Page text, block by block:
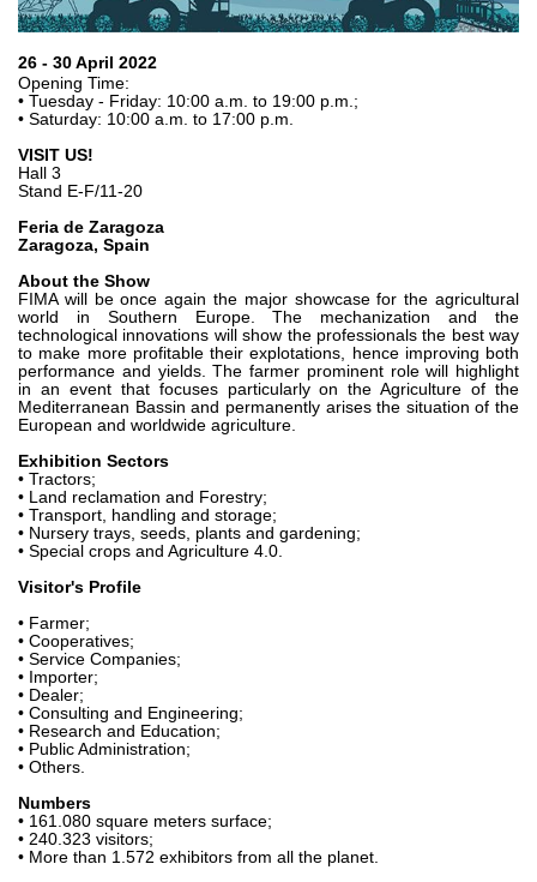
Bombas e motores de pistões axiais
Motori elettrici brushless - Serie MS
Motores de pistões radiais
Motores Orbitais produzidos para a Bondioli & Pavesi
Controlo
Blocos Hidráulicos Integrados
Válvulas de cartucho
Válvulas em linha
Servocomandos
Componentes eletrónicos para Sistemas de controlo
Permuta térmica
Sistemas Fan Drive
Permutadores de calor
26 - 30 April 2022
Opening Time:
• Tuesday - Friday: 10:00 a.m. to 19:00 p.m.;
• Saturday: 10:00 a.m. to 17:00 p.m.
VISIT US!
Hall 3
Stand E-F/11-20
Feria de Zaragoza
Zaragoza, Spain
About the Show
FIMA will be once again the major showcase for the agricultural
world in Southern Europe. The mechanization and the
technological innovations will show the professionals the best way
to make more profitable their explotations, hence improving both
performance and yields. The farmer prominent role will highlight
in an event that focuses particularly on the Agriculture of the
Mediterranean Bassin and permanently arises the situation of the
European and worldwide agriculture.
Exhibition Sectors
• Tractors;
• Land reclamation and Forestry;
• Transport, handling and storage;
• Nursery trays, seeds, plants and gardening;
• Special crops and Agriculture 4.0.
Visitor's Profile
• Farmer;
• Cooperatives;
• Service Companies;
• Importer;
• Dealer;
• Consulting and Engineering;
• Research and Education;
• Public Administration;
• Others.
Numbers
• 161.080 square meters surface;
• 240.323 visitors;
• More than 1.572 exhibitors from all the planet.